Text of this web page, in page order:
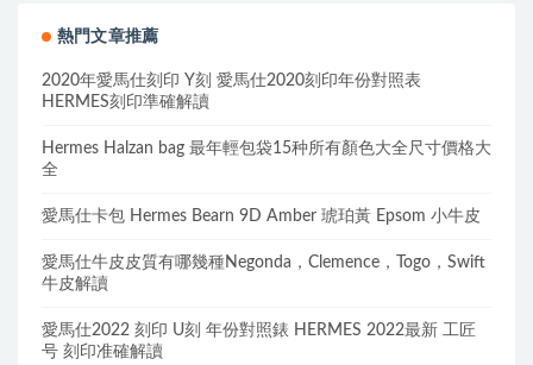
熱門文章推薦
2020年愛馬仕刻印 Y刻 愛馬仕2020刻印年份對照表
HERMES刻印準確解讀
Hermes Halzan bag 最年輕包袋15种所有顏色大全尺寸價格大
全
愛馬仕卡包 Hermes Bearn 9D Amber 琥珀黃 Epsom 小牛皮
愛馬仕牛皮皮質有哪幾種Negonda，Clemence，Togo，Swift
牛皮解讀
愛馬仕2022 刻印 U刻 年份對照錶 HERMES 2022最新 工匠
号 刻印准確解讀